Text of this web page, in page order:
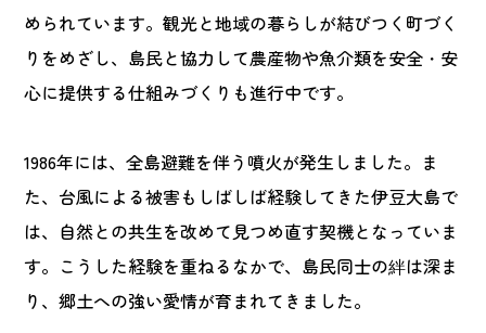
められています。観光と地域の暮らしが結びつく町づく
りをめざし、島民と協力して農産物や魚介類を安全・安
心に提供する仕組みづくりも進行中です。
1986年には、全島避難を伴う噴火が発生しました。ま
た、台風による被害もしばしば経験してきた伊豆大島で
は、自然との共生を改めて見つめ直す契機となっていま
す。こうした経験を重ねるなかで、島民同士の絆は深ま
り、郷土への強い愛情が育まれてきました。